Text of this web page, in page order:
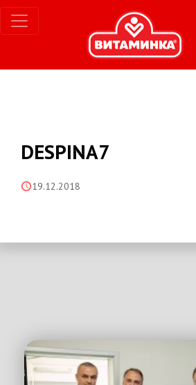
DESPINA7
19.12.2018